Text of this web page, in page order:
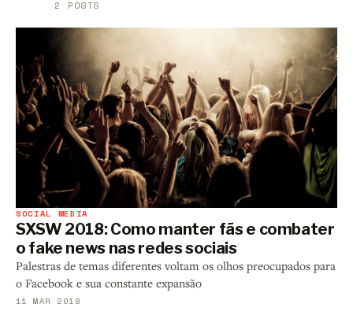
2 POSTS
SOCIAL MEDIA
SXSW 2018: Como manter fãs e combater
o fake news nas redes sociais
Palestras de temas diferentes voltam os olhos preocupados para
o Facebook e sua constante expansão
11 MAR 2018